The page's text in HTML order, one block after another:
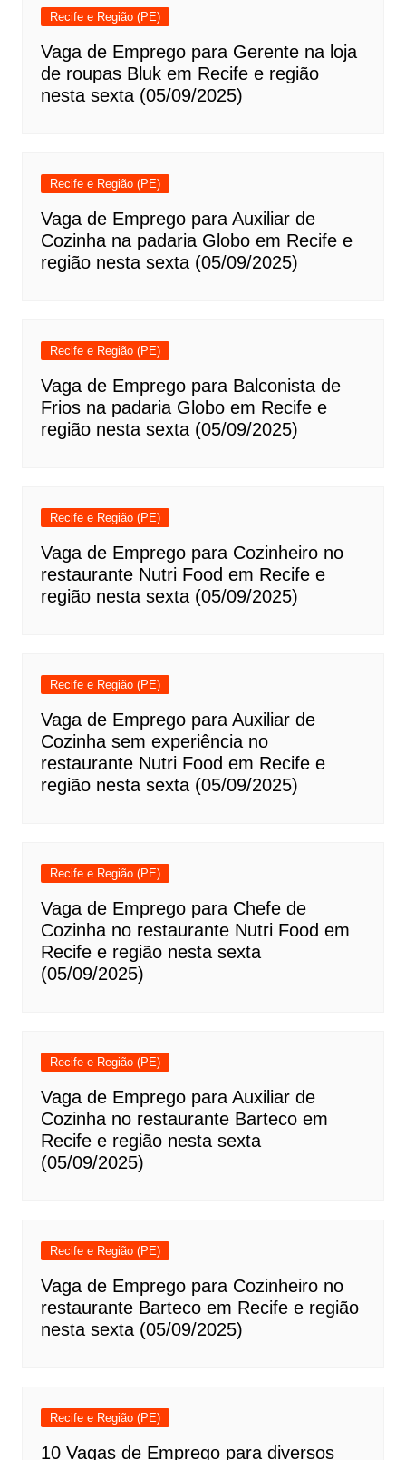
Recife e Região (PE)
Vaga de Emprego para Gerente na loja
de roupas Bluk em Recife e região
nesta sexta (05/09/2025)
Recife e Região (PE)
Vaga de Emprego para Auxiliar de
Cozinha na padaria Globo em Recife e
região nesta sexta (05/09/2025)
Recife e Região (PE)
Vaga de Emprego para Balconista de
Frios na padaria Globo em Recife e
região nesta sexta (05/09/2025)
Recife e Região (PE)
Vaga de Emprego para Cozinheiro no
restaurante Nutri Food em Recife e
região nesta sexta (05/09/2025)
Recife e Região (PE)
Vaga de Emprego para Auxiliar de
Cozinha sem experiência no
restaurante Nutri Food em Recife e
região nesta sexta (05/09/2025)
Recife e Região (PE)
Vaga de Emprego para Chefe de
Cozinha no restaurante Nutri Food em
Recife e região nesta sexta
(05/09/2025)
Recife e Região (PE)
Vaga de Emprego para Auxiliar de
Cozinha no restaurante Barteco em
Recife e região nesta sexta
(05/09/2025)
Recife e Região (PE)
Vaga de Emprego para Cozinheiro no
restaurante Barteco em Recife e região
nesta sexta (05/09/2025)
Recife e Região (PE)
10 Vagas de Emprego para diversos